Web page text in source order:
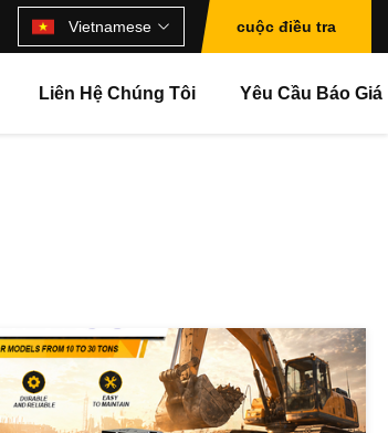
Vietnamese cuộc điều tra
Liên Hệ Chúng Tôi Yêu Cầu Báo Giá